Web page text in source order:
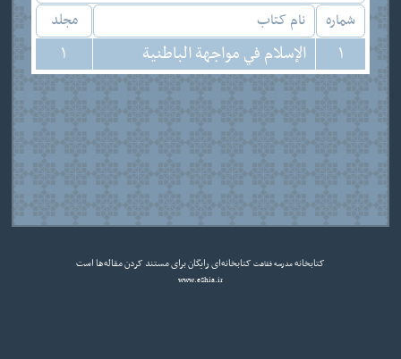
شماره
نام کتاب مجلد
1 الإسلام في مواجهة الباطنية 1
کتابخانهمدرسه فقاهت کتابخانه‌ای رایگان برای مستند کردن مقاله‌ها است
www.eShia.ir